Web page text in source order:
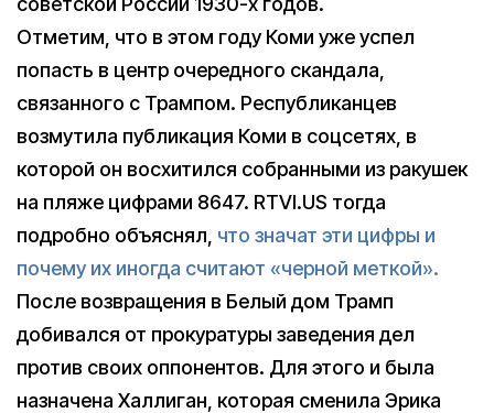
Отметим, что в этом году Коми уже успел
попасть в центр очередного скандала,
связанного с Трампом. Республиканцев
возмутила публикация Коми в соцсетях, в
которой он восхитился собранными из ракушек
на пляже цифрами 8647. RTVI.US тогда
подробно объяснял, что значат эти цифры и
почему их иногда считают «черной меткой».
После возвращения в Белый дом Трамп
добивался от прокуратуры заведения дел
против своих оппонентов. Для этого и была
назначена Халлиган, которая сменила Эрика